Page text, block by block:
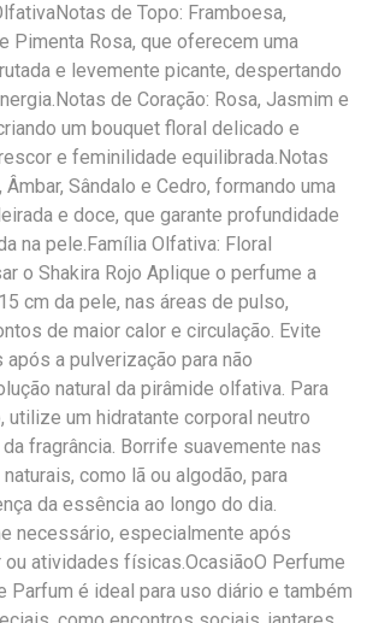
de Topo: Framboesa,
Pimenta Rosa, que oferecem uma
e levemente picante, despertando
de Coração: Rosa, Jasmim e
um bouquet floral delicado e
e feminilidade equilibrada.Notas
Âmbar, Sândalo e Cedro, formando uma
e doce, que garante profundidade
na pele.Família Olfativa: Floral
o Shakira Rojo Aplique o perfume a
cm da pele, nas áreas de pulso,
de maior calor e circulação. Evite
a pulverização para não
natural da pirâmide olfativa. Para
utilize um hidratante corporal neutro
fragrância. Borrife suavemente nas
como lã ou algodão, para
da essência ao longo do dia.
necessário, especialmente após
atividades físicas.OcasiãoO Perfume
Parfum é ideal para uso diário e também